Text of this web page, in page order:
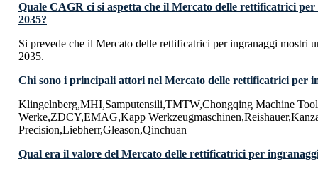
Quale CAGR ci si aspetta che il Mercato delle rettificatrici
2035?
Si prevede che il Mercato delle rettificatrici per ingranaggi mostri
2035.
Chi sono i principali attori nel Mercato delle rettificatrici per
Klingelnberg,MHI,Samputensili,TMTW,Chongqing Machine
Werke,ZDCY,EMAG,Kapp
Precision,Liebherr,Gleason,Qinchuan
Qual era il valore del Mercato delle rettificatrici per